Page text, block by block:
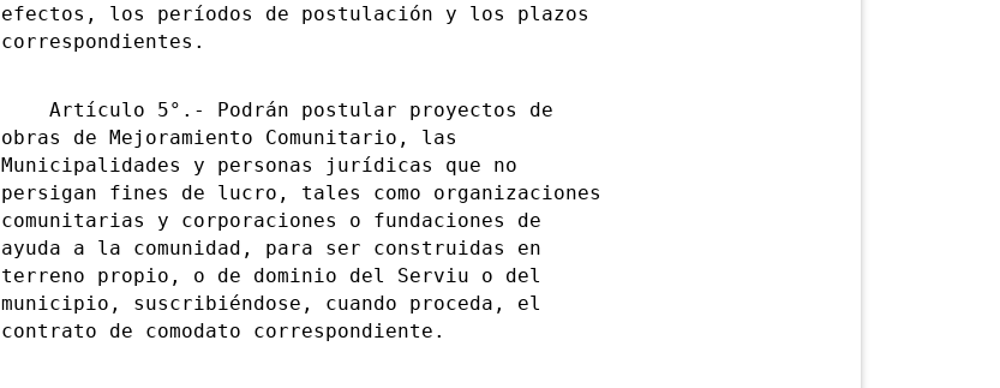
efectos, los períodos de postulación y los plazos
correspondientes.
Artículo 5°.- Podrán postular proyectos de
obras de Mejoramiento Comunitario, las
Municipalidades y personas jurídicas que no
persigan fines de lucro, tales como organizaciones
comunitarias y corporaciones o fundaciones de
ayuda a la comunidad, para ser construidas en
terreno propio, o de dominio del Serviu o del
municipio, suscribiéndose, cuando proceda, el
contrato de comodato correspondiente.